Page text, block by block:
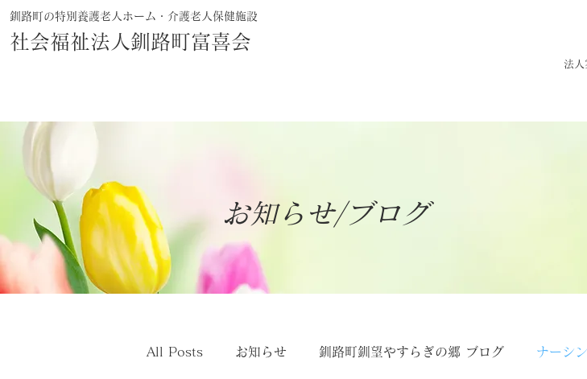
釧路町の特別養護老人ホーム・介護老人保健施設
社会福祉法人釧路町富喜会
法人
お知らせ/ブログ
All Posts お知らせ 釧路町釧望やすらぎの郷 ブログ ナーシ